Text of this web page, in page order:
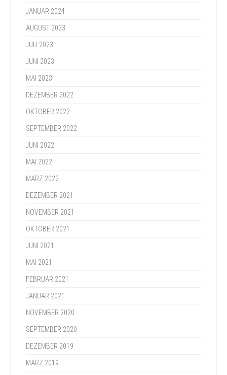
JANUAR 2024
AUGUST 2023
JULI 2023
JUNI 2023
MAI 2023
DEZEMBER 2022
OKTOBER 2022
SEPTEMBER 2022
JUNI 2022
MAI 2022
MÄRZ 2022
DEZEMBER 2021
NOVEMBER 2021
OKTOBER 2021
JUNI 2021
MAI 2021
FEBRUAR 2021
JANUAR 2021
NOVEMBER 2020
SEPTEMBER 2020
DEZEMBER 2019
MÄRZ 2019